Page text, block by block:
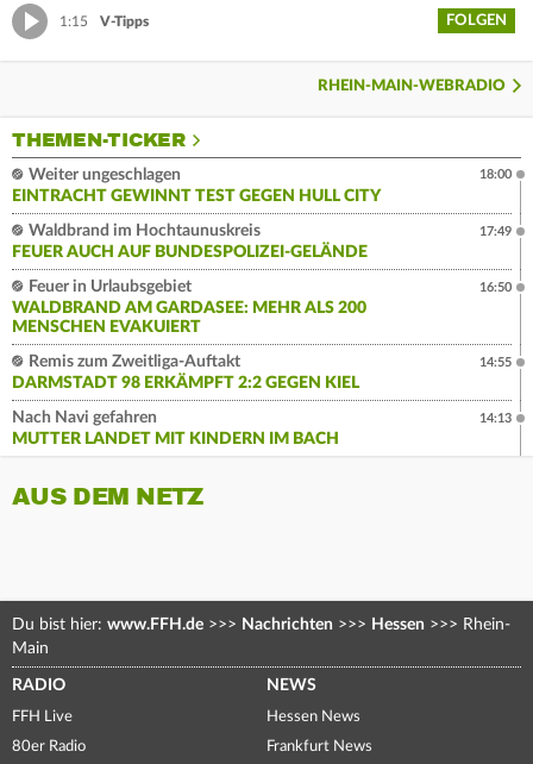
1:15 V-Tipps FOLGEN
RHEIN-MAIN-WEBRADIO
THEMEN-TICKER
Weiter ungeschlagen
EINTRACHT GEWINNT TEST GEGEN HULL CITY
18:00
Waldbrand im Hochtaunuskreis
FEUER AUCH AUF BUNDESPOLIZEI-GELÄNDE
17:49
Feuer in Urlaubsgebiet
WALDBRAND AM GARDASEE: MEHR ALS 200
MENSCHEN EVAKUIERT
16:50
Remis zum Zweitliga-Auftakt
DARMSTADT 98 ERKÄMPFT 2:2 GEGEN KIEL
14:55
Nach Navi gefahren
MUTTER LANDET MIT KINDERN IM BACH
14:13
AUS DEM NETZ
Du bist hier: www.FFH.de >>> Nachrichten >>> Hessen >>> Rhein-
Main
RADIO
FFH Live
80er Radio
NEWS
Hessen News
Frankfurt News